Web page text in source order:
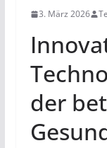
3. März 2026
der